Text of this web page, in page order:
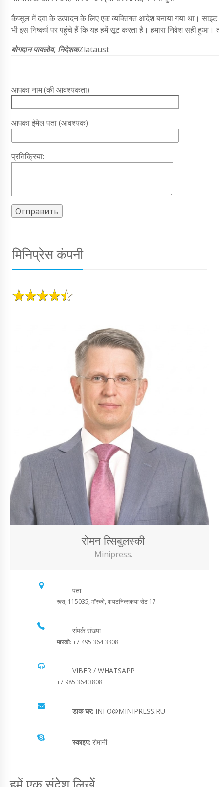
कैप्सूल में दवा के उत्पादन के लिए एक व्यक्तिगत आदेश बनाया गया था।
भी इस निष्कर्ष पर पहुंचे हैं कि यह हमें सूट करता है। हमारा निवेश सही हुआ।
बोगदान पावलोव, निदेशकZlataust
आपका नाम (की आवश्यकता)
आपका ईमेल पता (आवश्यक)
प्रतिक्रिया:
मिनिप्रेस कंपनी
रोमन त्सिबुलस्की
Minipress.
पता
रूस, 115035, मॉस्को, पायटनित्सकया सेंट 17
संपर्क संख्या
मास्को: +7 495 364 3808
VIBER / WHATSAPP
+7 985 364 3808
डाक घर: INFO@MINIPRESS.RU
स्काइप: रोमानी